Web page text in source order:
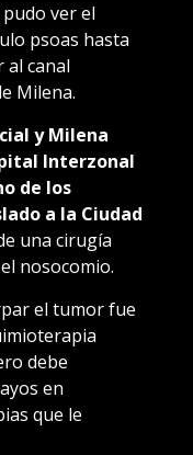
ver el
psoas hasta
canal
Milena.
y Milena
Interzonal
de los
a la Ciudad
una cirugía
nosocomio.
el tumor fue
debe
en
que le